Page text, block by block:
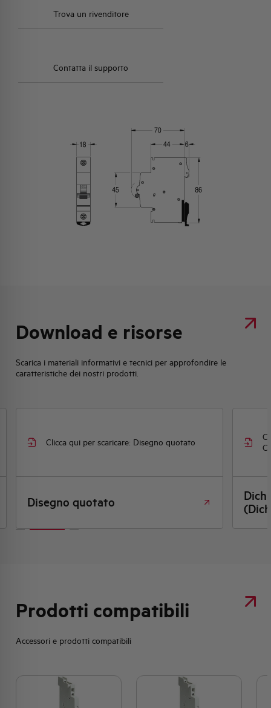
Trova un rivenditore
Contatta il supporto
Download e risorse
Scarica i materiali informativi e tecnici per approfondire le
caratteristiche dei nostri prodotti.
Clicca qui per scaricare: Disegno quotato
Disegno quotato
Prodotti compatibili
Accessori e prodotti compatibili